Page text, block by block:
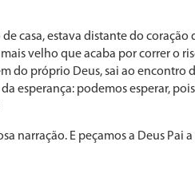
casa, estava distante do coração
velho que acaba por correr o
do próprio Deus, sai ao encontro
esperança: podemos esperar, pois
narração. E peçamos a Deus Pai a